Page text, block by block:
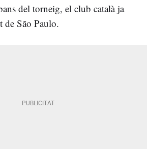
del torneig, el club català ja
de São Paulo.